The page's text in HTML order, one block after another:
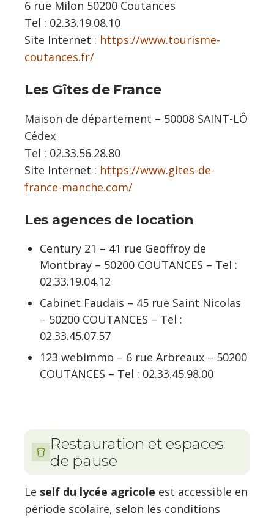
6 rue Milon 50200 Coutances
Tel : 02.33.19.08.10
Site Internet : https://www.tourisme-
coutances.fr/
Les Gîtes de France
Maison de département – 50008 SAINT-LÔ
Cédex
Tel : 02.33.56.28.80
Site Internet : https://www.gites-de-
france-manche.com/
Les agences de location
Century 21 – 41 rue Geoffroy de
Montbray – 50200 COUTANCES – Tel :
02.33.19.04.12
Cabinet Faudais – 45 rue Saint Nicolas
– 50200 COUTANCES – Tel :
02.33.45.07.57
123 webimmo – 6 rue Arbreaux – 50200
COUTANCES – Tel : 02.33.45.98.00
Restauration et espaces
de pause
Le self du lycée agricole est accessible en
période scolaire, selon les conditions